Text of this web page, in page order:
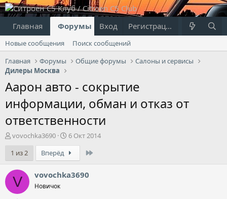
Главная Форумы Что нового?
Вход Регистрация
Новые сообщения
Поиск сообщений
Главная
Форумы Общие форумы
Салоны и сервисы
Дилеры Москва
Аарон авто - сокрытие
информации, обман и отказ от
ответственности
А
т
о
р
т
vovochka3690
Д
а
т
а
н
а
6 Окт 2014
1 из 2
Вперёд
V vovochka3690
Новичок